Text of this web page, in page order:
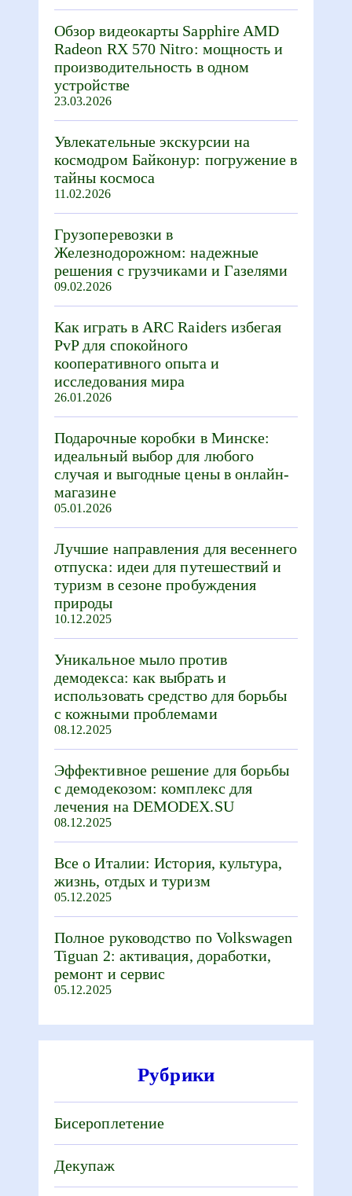
Обзор видеокарты Sapphire AMD
Radeon RX 570 Nitro: мощность и
производительность в одном
устройстве
23.03.2026
Увлекательные экскурсии на
космодром Байконур: погружение в
тайны космоса
11.02.2026
Грузоперевозки в
Железнодорожном: надежные
решения с грузчиками и Газелями
09.02.2026
Как играть в ARC Raiders избегая
PvP для спокойного
кооперативного опыта и
исследования мира
26.01.2026
Подарочные коробки в Минске:
идеальный выбор для любого
случая и выгодные цены в онлайн-
магазине
05.01.2026
Лучшие направления для весеннего
отпуска: идеи для путешествий и
туризм в сезоне пробуждения
природы
10.12.2025
Уникальное мыло против
демодекса: как выбрать и
использовать средство для борьбы
с кожными проблемами
08.12.2025
Эффективное решение для борьбы
с демодекозом: комплекс для
лечения на DEMODEX.SU
08.12.2025
Все о Италии: История, культура,
жизнь, отдых и туризм
05.12.2025
Полное руководство по Volkswagen
Tiguan 2: активация, доработки,
ремонт и сервис
05.12.2025
Рубрики
Бисероплетение
Декупаж